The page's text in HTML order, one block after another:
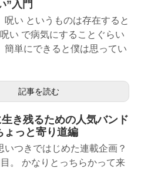
”入門
呪い というものは存在すると
い で病気にすることぐらい
簡単にできると僕は思ってい
記事を読む
き残るための人気バンド
っと寄り道編
いつきではじめた連載企画？
。 かなりとっちらかって来